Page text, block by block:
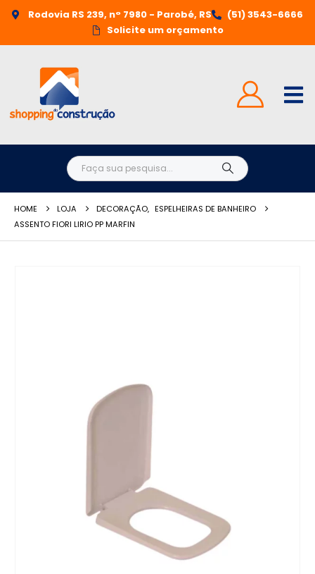
Rodovia RS 239, n° 7980 - Parobé, RS
(51) 3543-6666
Solicite um orçamento
HOME LOJA DECORAÇÃO, ESPELHEIRAS DE BANHEIRO
ASSENTO FIORI LIRIO PP MARFIN